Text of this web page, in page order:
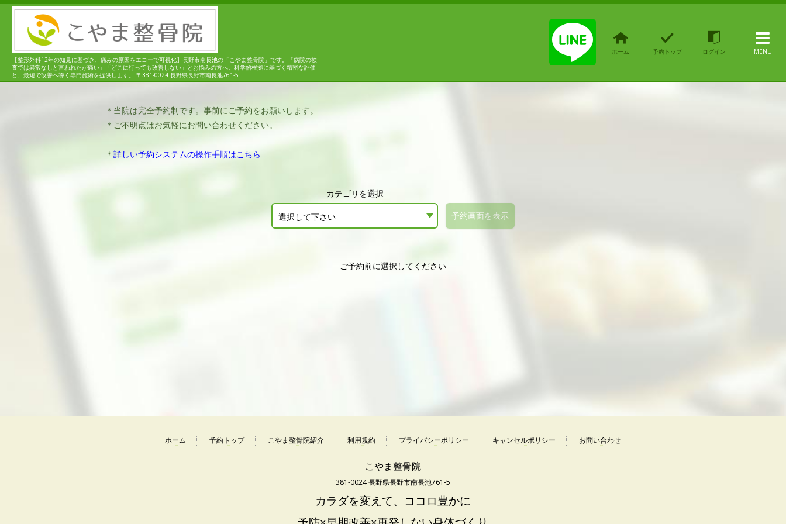
【整形外科12年の知見に基づき、痛みの原因をエコーで可視化】長野市南長池の「こやま整骨院」です。「病院の検
査では異常なしと言われたが痛い」「どこに行っても改善しない」とお悩みの方へ。科学的根拠に基づく精密な評価
と、最短で改善へ導く専門施術を提供します。 〒381-0024 長野県長野市南長池761-5
ホーム 予約トップ ログイン MENU
＊当院は完全予約制です。事前にご予約をお願いします。
＊ご不明点はお気軽にお問い合わせください。
＊ 詳しい予約システムの操作手順はこちら
カテゴリを選択
選択して下さい 予約画面を表示
ご予約前に選択してください
ホーム 予約トップ こやま整骨院紹介 利用規約 プライバシーポリシー キャンセルポリシー お問い合わせ
こやま整骨院
381-0024 長野県長野市南長池761-5
カラダを変えて、ココロ豊かに